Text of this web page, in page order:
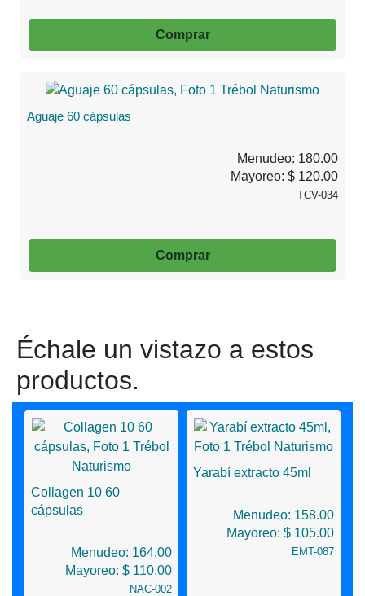
Comprar
Aguaje 60 cápsulas
Menudeo: 180.00
Mayoreo: $ 120.00
TCV-034
Comprar
Échale un vistazo a estos
productos.
Collagen 10 60
cápsulas
Menudeo: 164.00
Mayoreo: $ 110.00
NAC-002
Yarabí extracto 45ml
Menudeo: 158.00
Mayoreo: $ 105.00
EMT-087